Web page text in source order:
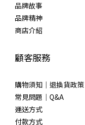
品牌故事
品牌精神
商店介紹
顧客服務
購物須知｜退換貨政策
常見問題｜Q&A
運送方式
付款方式